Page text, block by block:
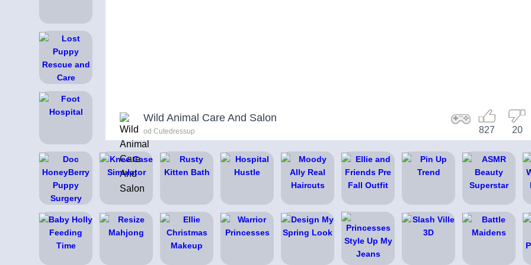
Wild Animal Care And Salon
od Cutedressup 20
827